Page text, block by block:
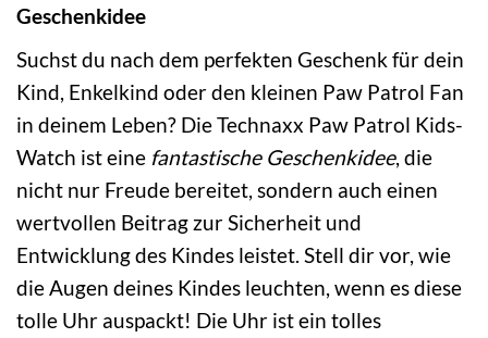
Geschenkidee
Suchst du nach dem perfekten Geschenk für dein
Kind, Enkelkind oder den kleinen Paw Patrol Fan
in deinem Leben? Die Technaxx Paw Patrol Kids-
Watch ist eine fantastische Geschenkidee, die
nicht nur Freude bereitet, sondern auch einen
wertvollen Beitrag zur Sicherheit und
Entwicklung des Kindes leistet. Stell dir vor, wie
die Augen deines Kindes leuchten, wenn es diese
tolle Uhr auspackt! Die Uhr ist ein tolles